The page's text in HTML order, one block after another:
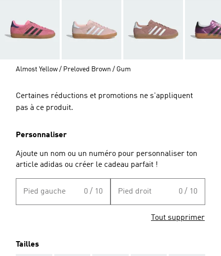
Almost Yellow / Preloved Brown / Gum
Certaines réductions et promotions ne s'appliquent
pas à ce produit.
Personnaliser
Ajoute un nom ou un numéro pour personnaliser ton
article adidas ou créer le cadeau parfait !
Pied gauche 0 / 10 Pied droit 0 / 10
Tout supprimer
Tailles